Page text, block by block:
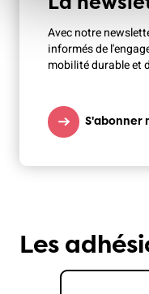
Avec notre
informés de
mobilité durable et
S'abonner
Les